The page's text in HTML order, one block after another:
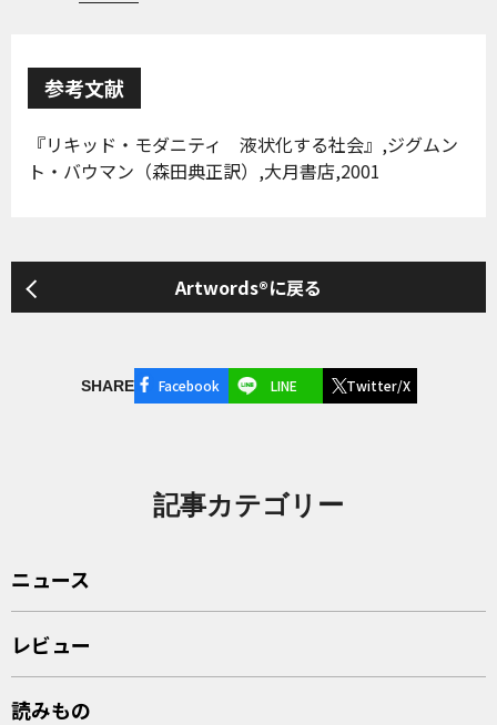
参考文献
『リキッド・モダニティ 液状化する社会』,ジグムン
ト・バウマン（森田典正訳）,大月書店,2001
Artwords®に戻る
SHARE Facebook LINE Twitter/X
記事カテゴリー
ニュース
レビュー
読みもの